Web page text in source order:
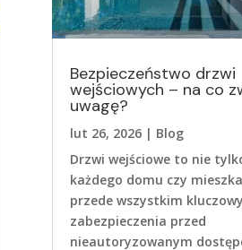
Bezpieczeństwo drzwi
wejściowych – na co
uwagę?
lut 26, 2026| Blog
Drzwi wejściowe to nie
każdego domu czy
przede wszystkim
zabezpieczenia przed
nieautoryzowanym